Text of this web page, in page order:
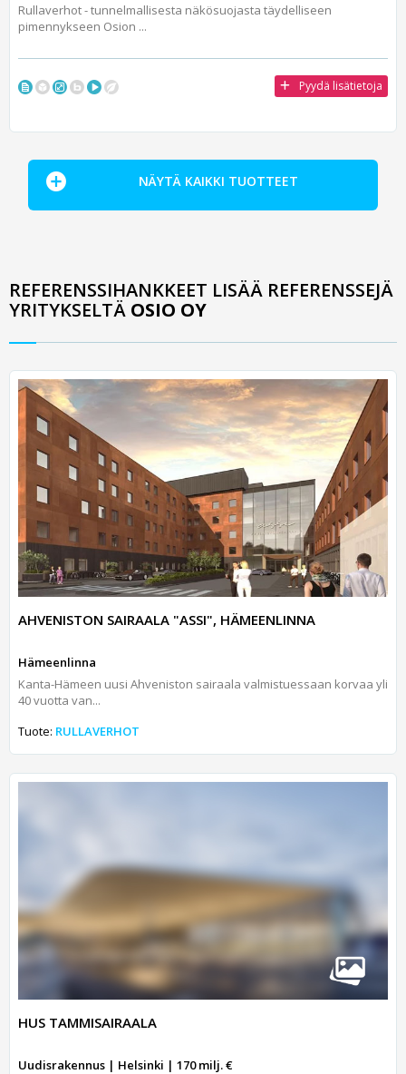
Rullaverhot - tunnelmallisesta näkösuojasta täydelliseen
pimennykseen Osion ...
Pyydä lisätietoja
NÄYTÄ KAIKKI TUOTTEET
REFERENSSIHANKKEET LISÄÄ REFERENSSEJÄ
YRITYKSELTÄ OSIO OY
AHVENISTON SAIRAALA "ASSI", HÄMEENLINNA
Hämeenlinna
Kanta-Hämeen uusi Ahveniston sairaala valmistuessaan korvaa yli
40 vuotta van...
Tuote: RULLAVERHOT
HUS TAMMISAIRAALA
Uudisrakennus | Helsinki | 170 milj. €